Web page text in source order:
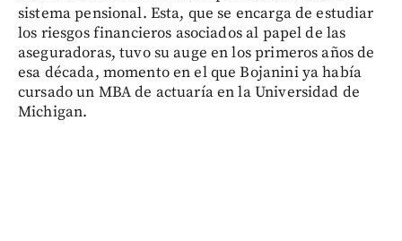
sistema pensional. Esta, que se encarga de estudiar
los riesgos financieros asociados al papel de las
aseguradoras, tuvo su auge en los primeros años de
esa década, momento en el que Bojanini ya había
cursado un MBA de actuaría en la Universidad de
Michigan.